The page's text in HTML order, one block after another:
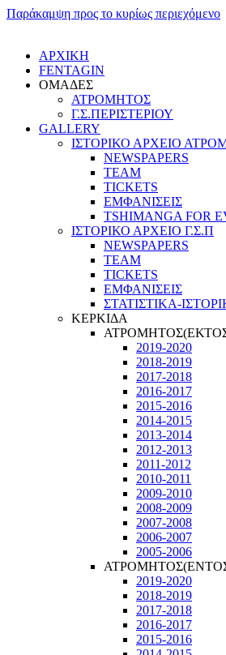
Παράκαμψη προς το κυρίως περιεχόμενο
ΑΡΧΙΚΗ
FENTAGIN
ΟΜΑΔΕΣ
ΑΤΡΟΜΗΤΟΣ
Γ.Σ.ΠEΡΙΣΤΕΡΙΟΥ
GALLERY
ΙΣΤΟΡΙΚΟ ΑΡΧΕΙΟ
NEWSPAPERS
TEAM
TICKETS
ΕΜΦΑΝΙΣΕΙΣ
TSHIMANGA FOR
ΙΣΤΟΡΙΚΟ ΑΡΧΕΙΟ Γ.Σ.Π
NEWSPAPERS
TEAM
TICKETS
ΕΜΦΑΝΙΣΕΙΣ
ΣΤΑΤΙΣΤΙΚΑ-
ΚΕΡΚΙΔΑ
2019-2020
2018-2019
2017-2018
2016-2017
2015-2016
2014-2015
2013-2014
2012-2013
2011-2012
2010-2011
2009-2010
2008-2009
2007-2008
2006-2007
2005-2006
2019-2020
2018-2019
2017-2018
2016-2017
2015-2016